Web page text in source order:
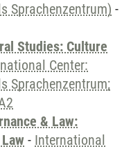
Sprachenzentrum) -
Studies: Culture
Center:
Sprachenzentrum;
& Law:
- International